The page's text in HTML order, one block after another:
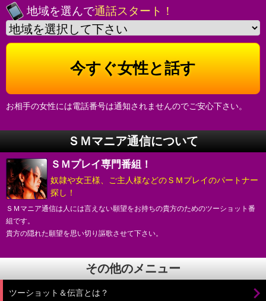
地域を選んで通話スタート！
お相手の女性には電話番号は通知されませんのでご安心下さい。
ＳＭマニア通信について
ＳＭプレイ専門番組！
奴隷や女王様、ご主人様などのＳＭプレイのパートナー
探し！
ＳＭマニア通信は人には言えない願望をお持ちの貴方のためのツーショット番
組です。
貴方の隠れた願望を思い切り謳歌させて下さい。
その他のメニュー
ツーショット＆伝言とは？